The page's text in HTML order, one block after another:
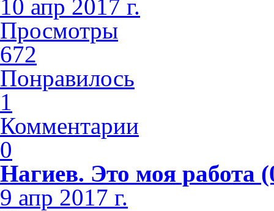
10 апр 2017 г.
Просмотры
672
Понравилось
1
Комментарии
0
Нагиев. Это моя работа
9 апр 2017 г.